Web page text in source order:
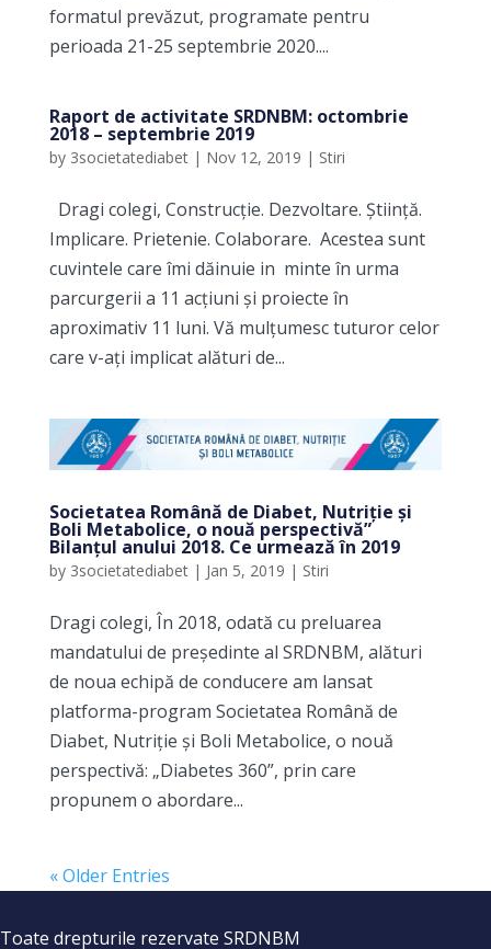
formatul prevăzut, programate pentru
perioada 21-25 septembrie 2020....
Raport de activitate SRDNBM: octombrie
2018 – septembrie 2019
by 3societatediabet| Nov 12, 2019 | Stiri
Dragi colegi, Construcție. Dezvoltare. Știință.
Implicare. Prietenie. Colaborare. Acestea sunt
cuvintele care îmi dăinuie in minte în urma
parcurgerii a 11 acțiuni și proiecte în
aproximativ 11 luni. Vă mulțumesc tuturor celor
care v-ați implicat alături de...
Societatea Română de Diabet, Nutriție și
Boli Metabolice, o nouă perspectivă”
Bilanțul anului 2018. Ce urmează în 2019
by 3societatediabet| Jan 5, 2019 | Stiri
Dragi colegi, În 2018, odată cu preluarea
mandatului de președinte al SRDNBM, alături
de noua echipă de conducere am lansat
platforma-program Societatea Română de
Diabet, Nutriție și Boli Metabolice, o nouă
perspectivă: „Diabetes 360”, prin care
propunem o abordare...
« Older Entries
Toate drepturile rezervate SRDNBM